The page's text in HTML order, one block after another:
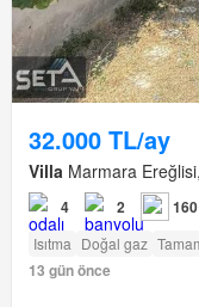
32.000 TL/ay
Villa Marmara
4 2
Isıtma Doğal gaz
13 gün önce